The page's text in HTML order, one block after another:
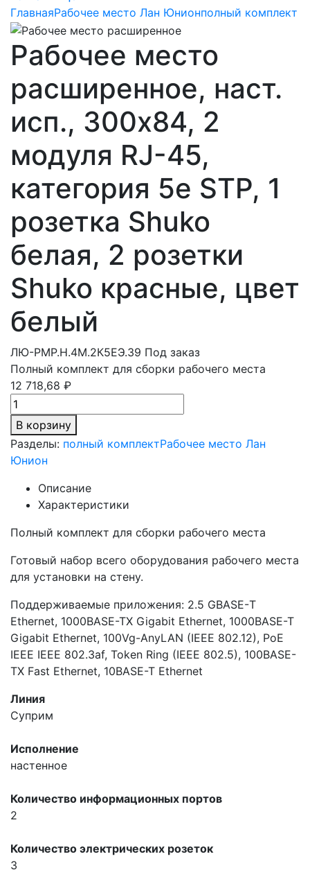
ГлавнаяРабочее место Лан Юнионполный комплект
Рабочее место
расширенное, наст.
исп., 300х84, 2
модуля RJ-45,
категория 5e STP, 1
розетка Shuko
белая, 2 розетки
Shuko красные, цвет
белый
ЛЮ-РМР.Н.4М.2К5ЕЭ.39 Под заказ
Полный комплект для сборки рабочего места
12 718,68 ₽
В корзину
Разделы: полный комплектРабочее место Лан
Юнион
Описание
Характеристики
Полный комплект для сборки рабочего места
Готовый набор всего оборудования рабочего места
для установки на стену.
Поддерживаемые приложения: 2.5 GBASE-Т
Ethernet, 1000BASE-TX Gigabit Ethernet, 1000BASE-T
Gigabit Ethernet, 100Vg-AnyLAN (IEEE 802.12), PoE
IEEE IEEE 802.3af, Token Ring (IEEE 802.5), 100BASE-
TX Fast Ethernet, 10BASE-T Ethernet
Линия
Суприм
Исполнение
настенное
Количество информационных портов
2
Количество электрических розеток
3